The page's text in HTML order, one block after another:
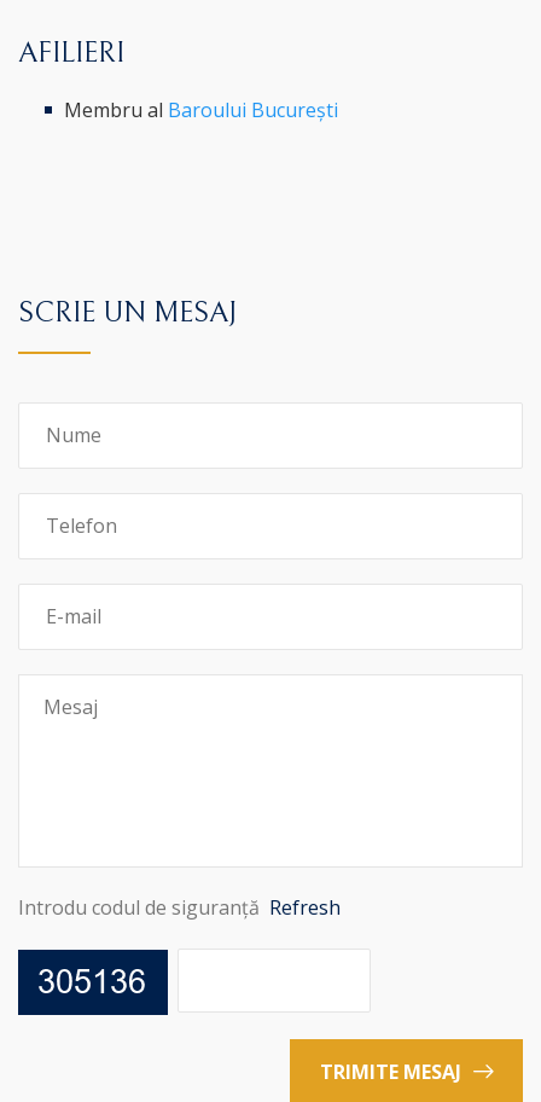
AFILIERI
Membru al Baroului București
SCRIE UN MESAJ
Introdu codul de siguranță Refresh
TRIMITE MESAJ